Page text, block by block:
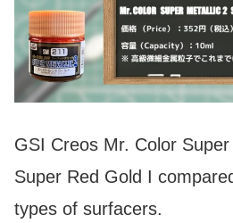
GSI Creos Mr. Color
Super Red Gold I
types of surfacers.